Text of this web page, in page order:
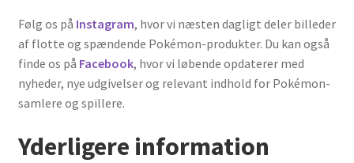
Følg os på Instagram, hvor vi næsten dagligt deler billeder
af flotte og spændende Pokémon-produkter. Du kan også
finde os på Facebook, hvor vi løbende opdaterer med
nyheder, nye udgivelser og relevant indhold for Pokémon-
samlere og spillere.
Yderligere information